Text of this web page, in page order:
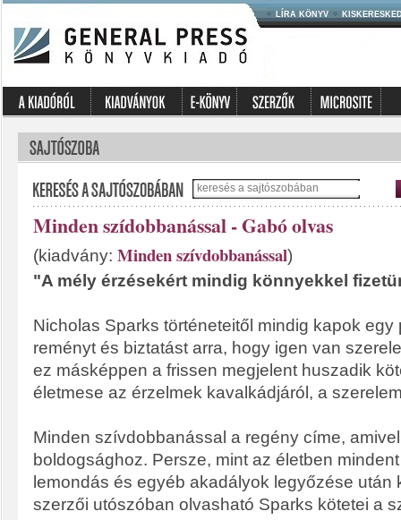
LÍRA KÖNYV
Minden szídobbanással - Gabó olvas
(kiadvány: Minden szívdobbanással)
"A mély érzésekért mindig könnyekkel
Nicholas Sparks történeteitől mindig kapok egy
reményt és biztatást arra, hogy igen van
ez másképpen a frissen megjelent huszadik
életmese az érzelmek kavalkádjáról, a
Minden szívdobbanással a regény címe,
boldogsághoz. Persze, mint az életben
lemondás és egyéb akadályok legyőzése után
szerzői utószóban olvasható Sparks kötetei a